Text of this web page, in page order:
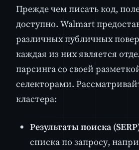
Прежде чем писать код,
доступно. Walmart
различных публичных
каждая из них является
парсинга со своей
селекторами.
кластера:
Результаты поиска
списка по запросу,